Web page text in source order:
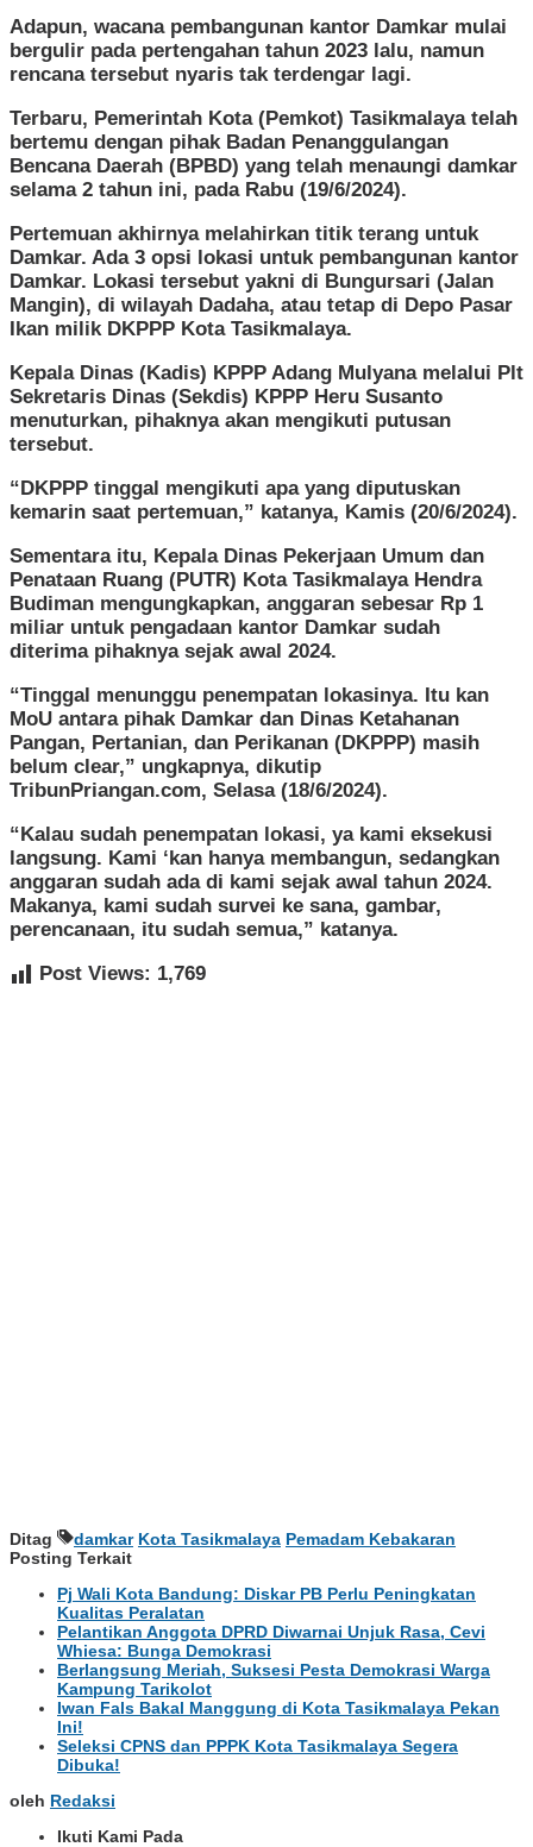
Adapun, wacana pembangunan kantor Damkar mulai
bergulir pada pertengahan tahun 2023 lalu, namun
rencana tersebut nyaris tak terdengar lagi.
Terbaru, Pemerintah Kota (Pemkot) Tasikmalaya telah
bertemu dengan pihak Badan Penanggulangan
Bencana Daerah (BPBD) yang telah menaungi damkar
selama 2 tahun ini, pada Rabu (19/6/2024).
Pertemuan akhirnya melahirkan titik terang untuk
Damkar. Ada 3 opsi lokasi untuk pembangunan kantor
Damkar. Lokasi tersebut yakni di Bungursari (Jalan
Mangin), di wilayah Dadaha, atau tetap di Depo Pasar
Ikan milik DKPPP Kota Tasikmalaya.
Kepala Dinas (Kadis) KPPP Adang Mulyana melalui Plt
Sekretaris Dinas (Sekdis) KPPP Heru Susanto
menuturkan, pihaknya akan mengikuti putusan
tersebut.
“DKPPP tinggal mengikuti apa yang diputuskan
kemarin saat pertemuan,” katanya, Kamis (20/6/2024).
Sementara itu, Kepala Dinas Pekerjaan Umum dan
Penataan Ruang (PUTR) Kota Tasikmalaya Hendra
Budiman mengungkapkan, anggaran sebesar Rp 1
miliar untuk pengadaan kantor Damkar sudah
diterima pihaknya sejak awal 2024.
“Tinggal menunggu penempatan lokasinya. Itu kan
MoU antara pihak Damkar dan Dinas Ketahanan
Pangan, Pertanian, dan Perikanan (DKPPP) masih
belum clear,” ungkapnya, dikutip
TribunPriangan.com, Selasa (18/6/2024).
“Kalau sudah penempatan lokasi, ya kami eksekusi
langsung. Kami ‘kan hanya membangun, sedangkan
anggaran sudah ada di kami sejak awal tahun 2024.
Makanya, kami sudah survei ke sana, gambar,
perencanaan, itu sudah semua,” katanya.
Post Views: 1,769
Ditag damkar Kota Tasikmalaya Pemadam Kebakaran
Posting Terkait
Pj Wali Kota Bandung: Diskar PB Perlu Peningkatan
Kualitas Peralatan
Pelantikan Anggota DPRD Diwarnai Unjuk Rasa, Cevi
Whiesa: Bunga Demokrasi
Berlangsung Meriah, Suksesi Pesta Demokrasi Warga
Kampung Tarikolot
Iwan Fals Bakal Manggung di Kota Tasikmalaya Pekan
Ini!
Seleksi CPNS dan PPPK Kota Tasikmalaya Segera
Dibuka!
oleh Redaksi
Ikuti Kami Pada